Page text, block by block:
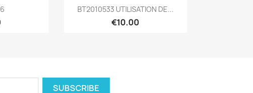
Quick view
BT2010533 UTILISATION DE...
€10.00